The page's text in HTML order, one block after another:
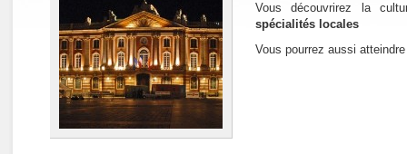
Vous découvrirez la
spécialités locales
Vous pourrez aussi